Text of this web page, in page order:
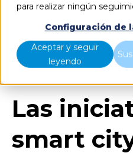
para realizar ningún
Configuración de
Aceptar y seguir
leyendo
Las iniciativas smart city
masivo
Las
smart